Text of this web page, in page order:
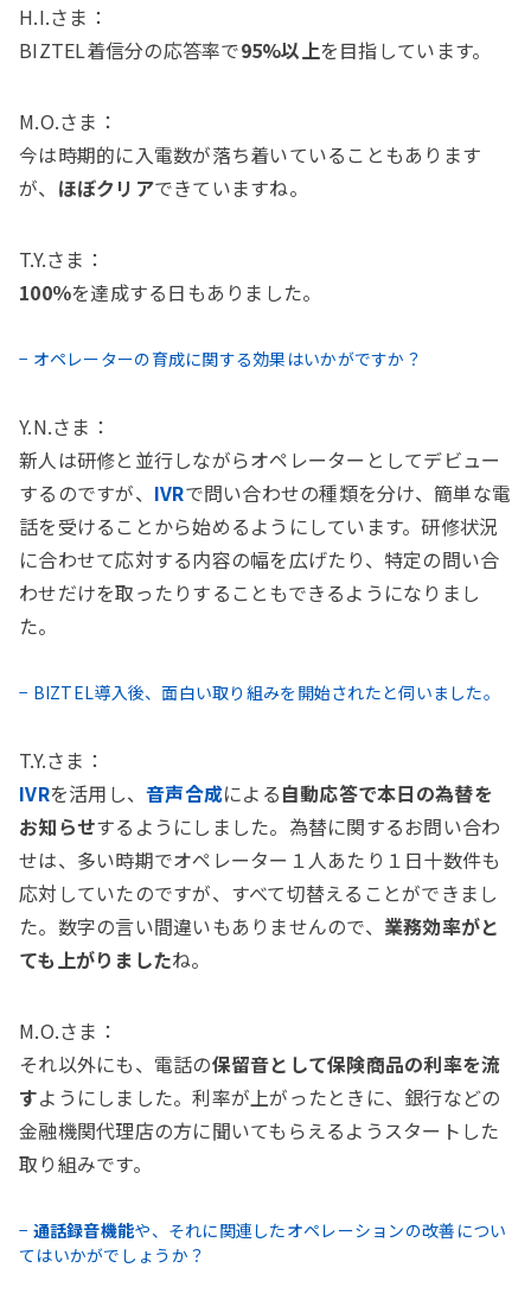
H.I.さま：
BIZTEL着信分の応答率で95%以上を目指しています。
M.O.さま：
今は時期的に入電数が落ち着いていることもあります
が、 ほぼクリアできていますね。
T.Y.さま：
100％を達成する日もありました。
− オペレーターの育成に関する効果はいかがですか？
Y.N.さま：
新人は研修と並行しながらオペレーターとしてデビュー
するのですが、 IVRで問い合わせの種類を分け、簡単な電
話を受けることから始めるようにしています。研修状況
に合わせて応対する内容の幅を広げたり、特定の問い合
わせだけを取ったりすることもできるようになりまし
た。
− BIZTEL導入後、面白い取り組みを開始されたと伺いました。
T.Y.さま：
IVRを活用し、音声合成による自動応答で本日の為替を
お知らせするようにしました。為替に関するお問い合わ
せは、多い時期でオペレーター１人あたり１日十数件も
応対していたのですが、すべて切替えることができまし
た。数字の言い間違いもありませんので、 業務効率がと
ても上がりましたね。
M.O.さま：
それ以外にも、電話の保留音として保険商品の利率を流
すようにしました。利率が上がったときに、銀行などの
金融機関代理店の方に聞いてもらえるようスタートした
取り組みです。
− 通話録音機能や、それに関連したオペレーションの改善につい
てはいかがでしょうか？